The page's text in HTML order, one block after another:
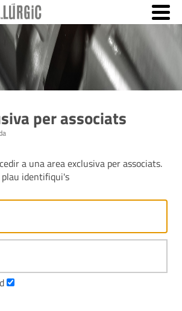
per associats
a una area exclusiva per associats.
identifiqui's